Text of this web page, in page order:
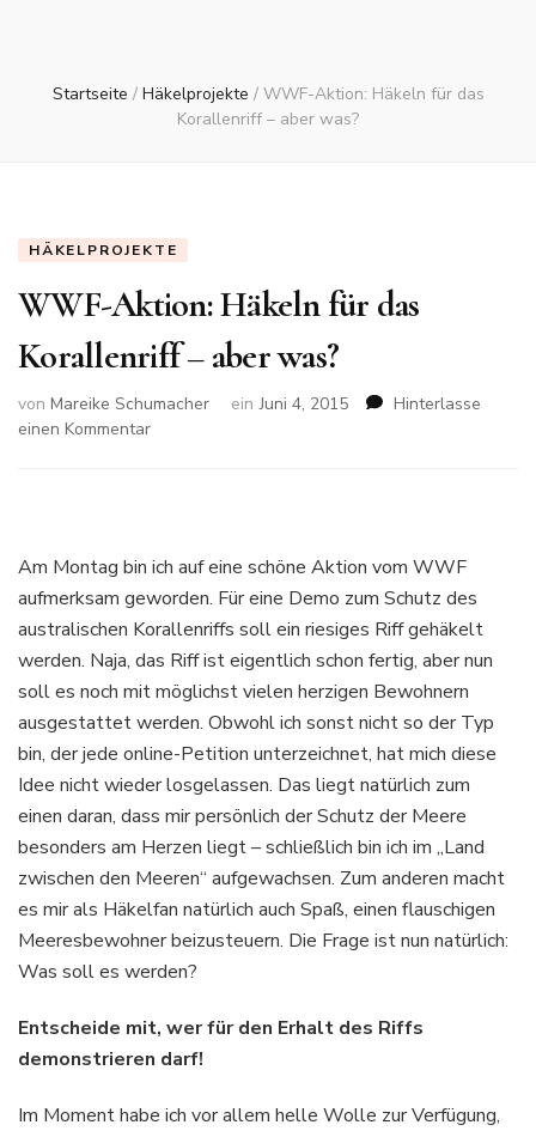
Startseite / Häkelprojekte / WWF-Aktion: Häkeln für das
Korallenriff – aber was?
HÄKELPROJEKTE
WWF-Aktion: Häkeln für das
Korallenriff – aber was?
von Mareike Schumacher ein Juni 4, 2015
Hinterlasse
einen Kommentarzu
Korallenriff
–
aber
was?
Am Montag bin ich auf eine schöne Aktion vom WWF
aufmerksam geworden. Für eine Demo zum Schutz des
australischen Korallenriffs soll ein riesiges Riff gehäkelt
werden. Naja, das Riff ist eigentlich schon fertig, aber nun
soll es noch mit möglichst vielen herzigen Bewohnern
ausgestattet werden. Obwohl ich sonst nicht so der Typ
bin, der jede online-Petition unterzeichnet, hat mich diese
Idee nicht wieder losgelassen. Das liegt natürlich zum
einen daran, dass mir persönlich der Schutz der Meere
besonders am Herzen liegt – schließlich bin ich im „Land
zwischen den Meeren“ aufgewachsen. Zum anderen macht
es mir als Häkelfan natürlich auch Spaß, einen flauschigen
Meeresbewohner beizusteuern. Die Frage ist nun natürlich:
Was soll es werden?
Entscheide mit, wer für den Erhalt des Riffs
demonstrieren darf!
Im Moment habe ich vor allem helle Wolle zur Verfügung,